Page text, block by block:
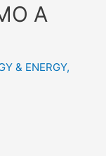
A
& ENERGY,